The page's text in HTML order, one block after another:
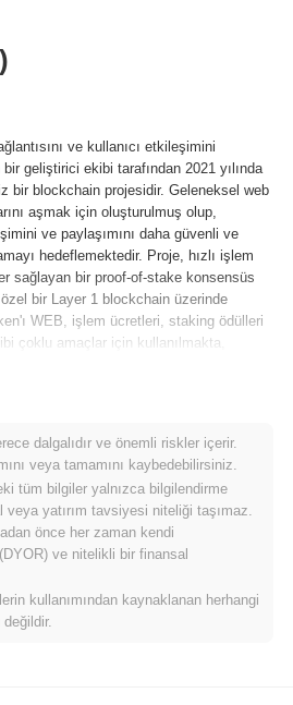
ve kullanıcı etkileşimini
geliştirici ekibi tarafından 2021 yılında
bir blockchain projesidir. Geleneksel web
aşmak için oluşturulmuş olup,
ve paylaşımını daha güvenli ve
hedeflemektedir. Proje, hızlı işlem
sağlayan bir proof-of-stake konsensüs
bir Layer 1 blockchain üzerinde
WEB, işlem ücretleri, staking ödülleri
çoklu amaçlar için kullanılmakta,
(dApps) kullanıcı dostu bir
gelişen manzarasında önemli
Kullanıcı gizliliği ve veri
bireyleri güçlendirmeyi ve daha adil bir
amaçlamaktadır.
Nasıl Başladı?
kurucu ekibin projenin vizyonunu ve
beyaz kitabını yayımlamasıyla
Haziran 2021'de testnet'ini başlatarak
özelliklerini ve
dalgalıdır ve önemli riskler içerir.
veya tamamını kaybedebilirsiniz.
tüm bilgiler yalnızca bilgilendirme
veya yatırım tavsiyesi niteliği taşımaz.
önce her zaman kendi
(DYOR) ve nitelikli bir finansal
kullanımından kaynaklanan herhangi